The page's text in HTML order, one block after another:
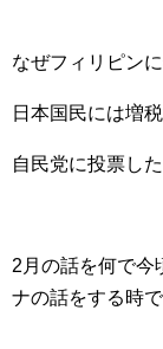
なぜフィリピン
日本国民には増
自民党に投票し
2月の話を何で今
ナの話をする時で